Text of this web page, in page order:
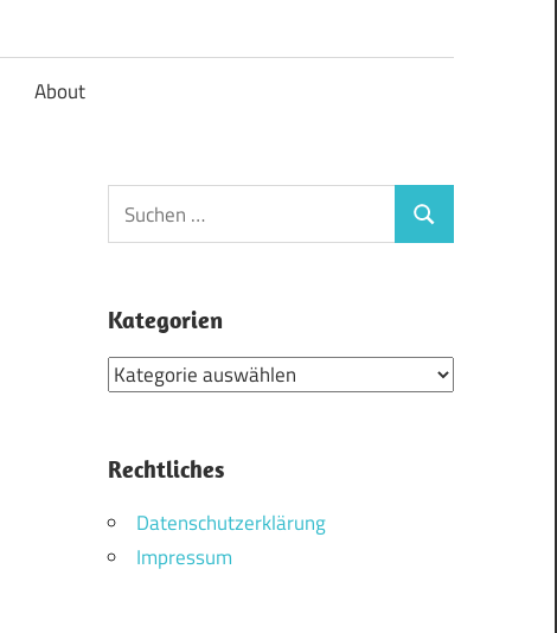
About
Suchen
nach:
Suchen
Kategorien
Kategorien
Rechtliches
Datenschutzerklärung
Impressum